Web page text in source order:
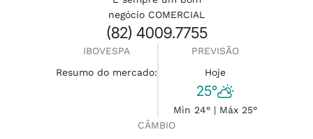
negócio COMERCIAL
(82) 4009.7755
IBOVESPA
Resumo do mercado:
PREVISÃO
Hoje
25°
Min 24° | Máx 25°
CÂMBIO